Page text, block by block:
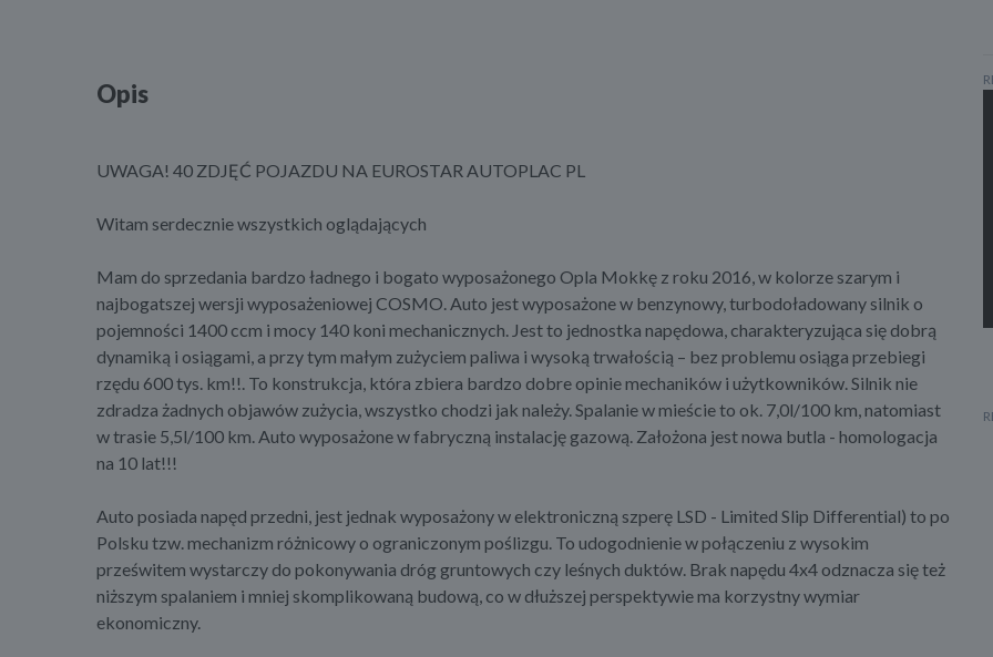
Opis
UWAGA! 40 ZDJĘĆ POJAZDU NA EUROSTAR AUTOPLAC PL
Witam serdecznie wszystkich oglądających
Mam do sprzedania bardzo ładnego i bogato wyposażonego Opla Mokkę z roku 2016, w kolorze szarym i
najbogatszej wersji wyposażeniowej COSMO. Auto jest wyposażone w benzynowy, turbodoładowany silnik o
pojemności 1400 ccm i mocy 140 koni mechanicznych. Jest to jednostka napędowa, charakteryzująca się dobrą
dynamiką i osiągami, a przy tym małym zużyciem paliwa i wysoką trwałością – bez problemu osiąga przebiegi
rzędu 600 tys. km!!. To konstrukcja, która zbiera bardzo dobre opinie mechaników i użytkowników. Silnik nie
zdradza żadnych objawów zużycia, wszystko chodzi jak należy. Spalanie w mieście to ok. 7,0l/100 km, natomiast
w trasie 5,5l/100 km. Auto wyposażone w fabryczną instalację gazową. Założona jest nowa butla - homologacja
na 10 lat!!!
Auto posiada napęd przedni, jest jednak wyposażony w elektroniczną szperę LSD - Limited Slip Differential) to po
Polsku tzw. mechanizm różnicowy o ograniczonym poślizgu. To udogodnienie w połączeniu z wysokim
prześwitem wystarczy do pokonywania dróg gruntowych czy leśnych duktów. Brak napędu 4x4 odznacza się też
niższym spalaniem i mniej skomplikowaną budową, co w dłuższej perspektywie ma korzystny wymiar
ekonomiczny.